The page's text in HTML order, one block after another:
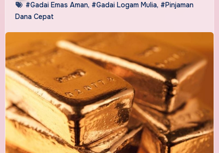
#Gadai Emas Aman, #Gadai Logam Mulia, #Pinjaman
Dana Cepat